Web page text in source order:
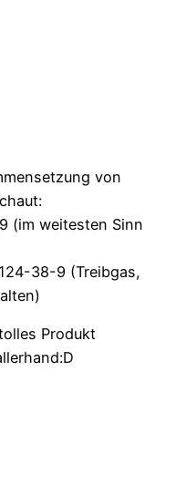
von
(im weitesten Sinn
38-9 (Treibgas,
Produkt